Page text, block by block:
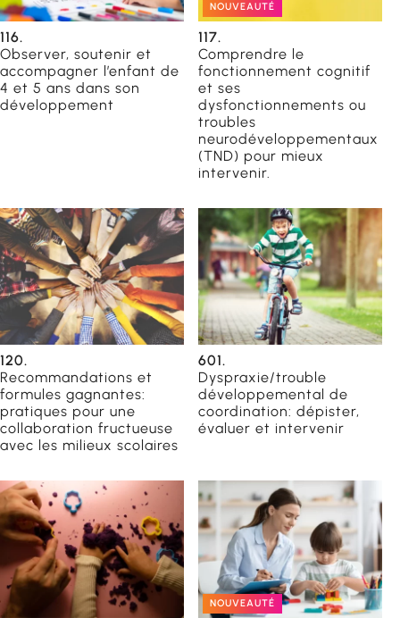
116.
Observer, soutenir et
accompagner l’enfant de
4 et 5 ans dans son
développement
NOUVEAUTÉ
117.
Comprendre le
fonctionnement cognitif
et ses
dysfonctionnements ou
troubles
neurodéveloppementaux
(TND) pour mieux
intervenir.
120.
Recommandations et
formules gagnantes:
pratiques pour une
collaboration fructueuse
avec les milieux scolaires
601.
Dyspraxie/trouble
développemental de
coordination: dépister,
évaluer et intervenir
NOUVEAUTÉ